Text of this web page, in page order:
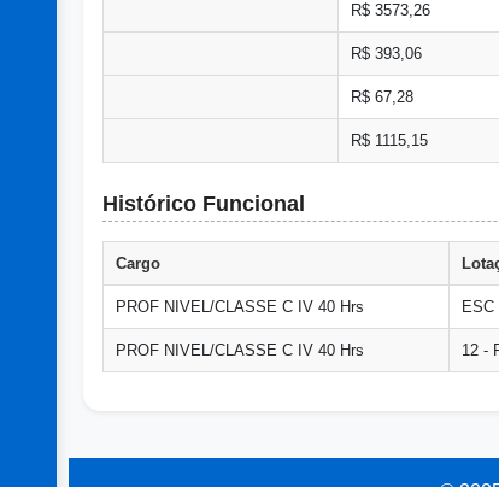
R$ 3573,26
R$ 393,06
R$ 67,28
R$ 1115,15
Histórico Funcional
Cargo
PROF NIVEL/CLASSE C IV 40 Hrs
PROF NIVEL/CLASSE C IV 40 Hrs 12 -